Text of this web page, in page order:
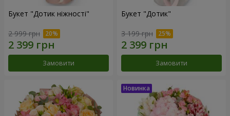
Букет "Дотик ніжності"
2 999 грн
Замовити
Букет "Дотик"
3 199 грн
Замовити